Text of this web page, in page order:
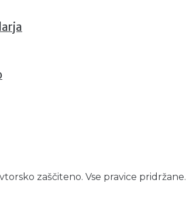
zaščiteno. Vse pravice pridržane.